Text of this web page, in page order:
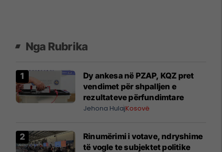
Nga Rubrika
Dy ankesa në PZAP, KQZ pret
vendimet për shpalljen e
rezultateve përfundimtare
Jehona HulajKosovë
Rinumërimi i votave, ndryshime
të vogle te subjektet politike